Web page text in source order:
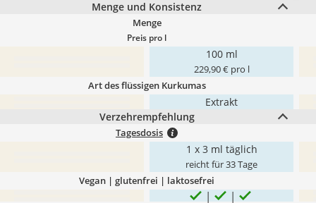
Menge und Konsistenz
Menge
Preis pro l
100 ml
229,90 € pro l
Art des flüssigen Kurkumas
Extrakt
Verzehrempfehlung
Tagesdosis
1 x 3 ml täglich
reicht für 33 Tage
Vegan | glutenfrei | laktosefrei